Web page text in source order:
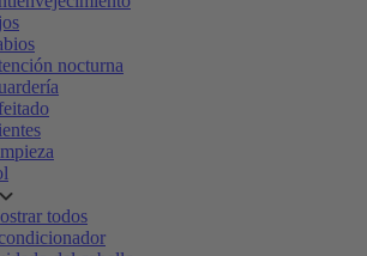
nocturna
todos